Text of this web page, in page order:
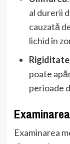
al durerii
cauzată
lichid în
poate
perioade
Examinarea